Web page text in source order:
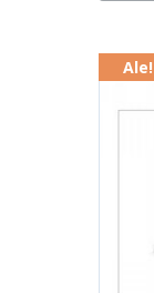
Ale!